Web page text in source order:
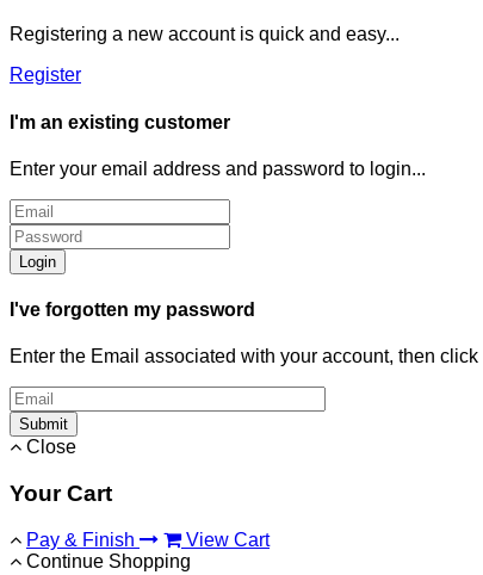
Registering a new account is quick and easy...
Register
I'm an existing customer
Enter your email address and password to login...
Login
I've forgotten my password
Enter the Email associated with your account, then
Submit
Close
Your Cart
Pay & Finish
View Cart
Continue Shopping